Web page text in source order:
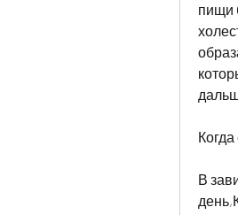
пищи
В